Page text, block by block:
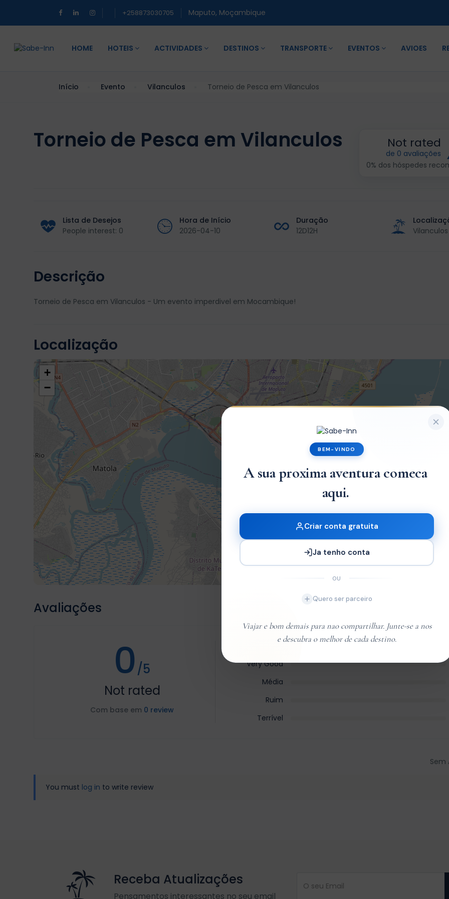
+258873030705 Maputo, Moçambique
HOME HOTEIS ACTIVIDADES DESTINOS TRANSPORTE EVENTOS AVIOES
Início Evento Vilanculos Torneio de Pesca em Vilanculos
Torneio de Pesca em Vilanculos Not rated
de 0 avaliações
0% dos hóspedes
Lista de Desejos
People interest: 0
Hora de Início
2026-04-10
Duração
12D12H
Vilanculos
Descrição
Torneio de Pesca em Vilanculos - Um evento imperdivel em Mocambique!
Localização
+
−
Avaliações
0/5
Not rated
Com base em 0 review
Very Good
Média
Ruim
Terrível
Sem
You must log in to write review
Receba Atualizações
Pensamentos interessantes no seu email
BEM-VINDO
A sua proxima aventura comeca
aqui.
Criar conta gratuita
Ja tenho conta
OU
Quero ser parceiro
Viajar e bom demais para nao compartilhar. Junte-se a nos
e descubra o melhor de cada destino.